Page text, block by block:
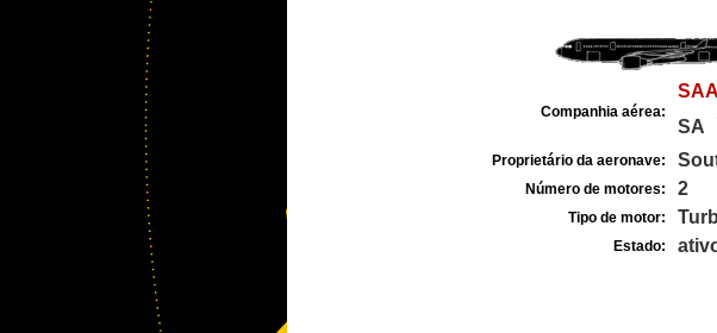
Companhia aérea:
SAA
SA
Proprietário da aeronave:
Número de motores: 2
Tipo de motor:
Estado: